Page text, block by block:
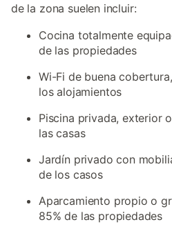
de la zona suelen incluir:
Cocina totalmente
de las propiedades
Wi-Fi de buena
los alojamientos
Piscina privada, exterior
las casas
Jardín privado con
de los casos
Aparcamiento propio o
85% de las propiedades